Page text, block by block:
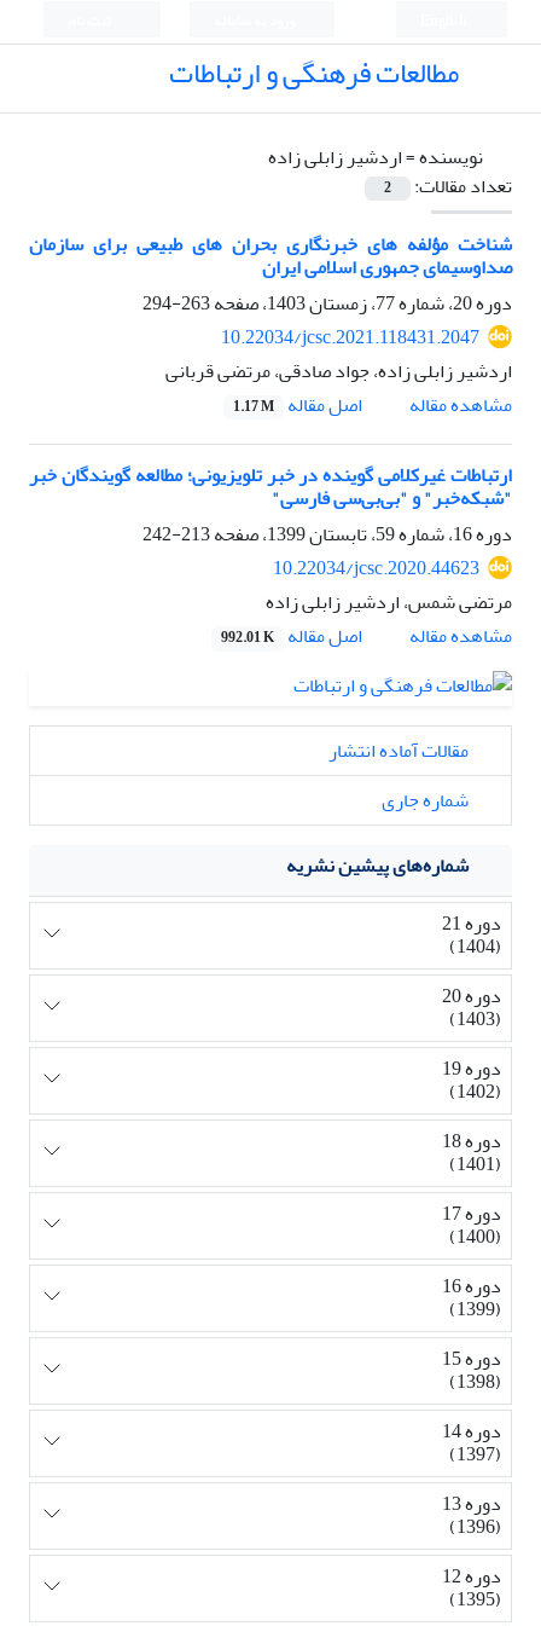
مطالعات فرهنگی و ارتباطات
نویسنده =اردشیر زابلی زاده
تعداد مقالات:
2
شناخت مؤلفه های خبرنگاری بحران های طبیعی برای سازمان
صداوسیمای جمهوری اسلامی ایران
دوره 20، شماره 77، زمستان 1403، صفحه
263-294
10.22034/jcsc.2021.118431.2047
اردشیر زابلی زاده، جواد صادقی، مرتضی قربانی
مشاهده مقاله
اصل مقاله 1.17 M
ارتباطات غیرکلامی گوینده در خبر تلویزیونی؛ مطالعه گویندگان خبر
"شبکه‌خبر" و "بی‌بی‌سی فارسی"
دوره 16، شماره 59، تابستان 1399، صفحه
213-242
10.22034/jcsc.2020.44623
مرتضی شمس، اردشیر زابلی زاده
مشاهده مقاله
اصل مقاله 992.01 K
مقالات آماده انتشار
شماره جاری
شماره‌های پیشین نشریه
دوره 21
(1404)
دوره 20
(1403)
دوره 19
(1402)
دوره 18
(1401)
دوره 17
(1400)
دوره 16
(1399)
دوره 15
(1398)
دوره 14
(1397)
دوره 13
(1396)
دوره 12
(1395)